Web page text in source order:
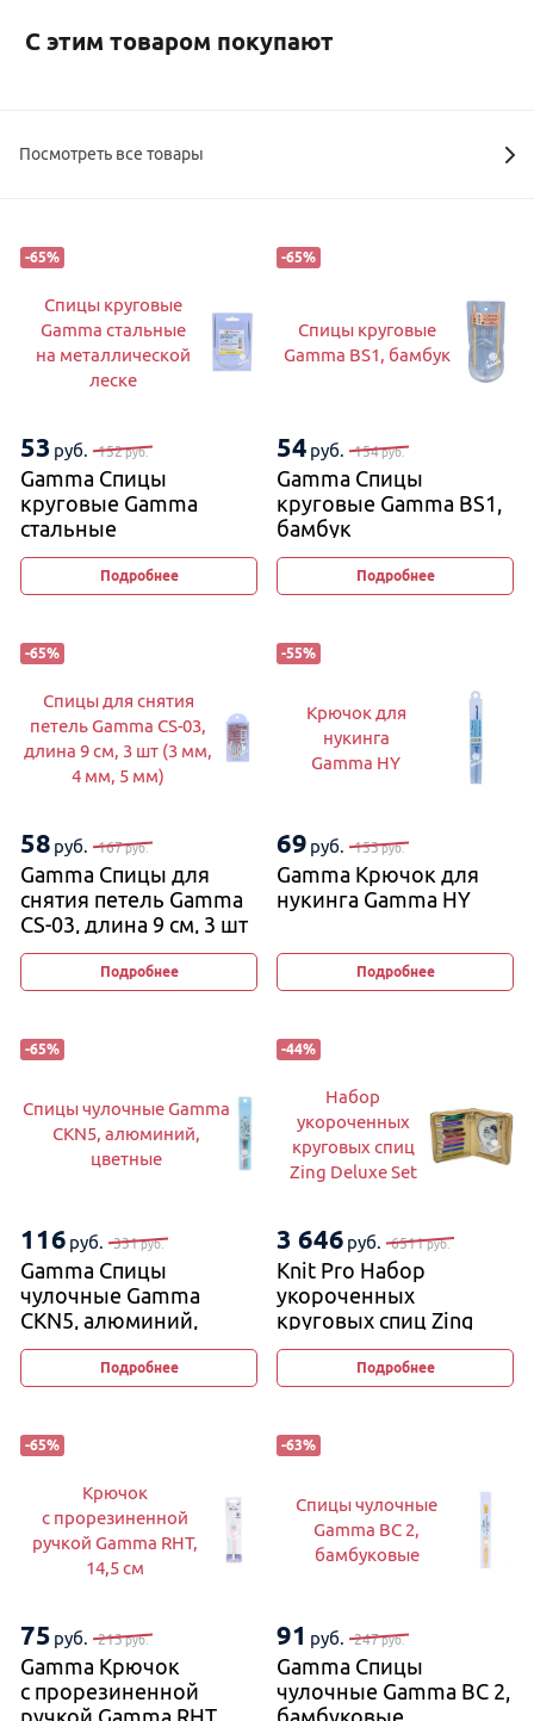
С этим товаром покупают
Посмотреть все товары
-65%
Спицы круговые
Gamma стальные
на металлической
леске
53 руб. 152руб.
Gamma Спицы
круговые Gamma
стальные
на металлической
Подробнее
-65%
Спицы круговые
Gamma BS1, бамбук
54 руб. 154руб.
Gamma Спицы
круговые Gamma BS1,
бамбук
Подробнее
-65%
Спицы для снятия
петель Gamma CS-03,
длина 9 см, 3 шт (3 мм,
4 мм, 5 мм)
58 руб. 167руб.
Gamma Спицы для
снятия петель Gamma
CS-03, длина 9 см, 3 шт
(3 мм, 4 мм, 5 мм)
Подробнее
-55%
Крючок для
нукинга
Gamma HY
69 руб. 153руб.
Gamma Крючок для
нукинга Gamma HY
Подробнее
-65%
Спицы чулочные Gamma
CKN5, алюминий,
цветные
116 руб. 331руб.
Gamma Спицы
чулочные Gamma
CKN5, алюминий,
цветные
Подробнее
-44%
Набор
укороченных
круговых спиц
Zing Deluxe Set
3 646 руб. 6511руб.
Knit Pro Набор
укороченных
круговых спиц Zing
Deluxe Set
Подробнее
-65%
Крючок
с прорезиненной
ручкой Gamma RHT,
14,5 см
75 руб. 213руб.
Gamma Крючок
с прорезиненной
ручкой Gamma RHT,
-63%
Спицы чулочные
Gamma BC 2,
бамбуковые
91 руб. 247руб.
Gamma Спицы
чулочные Gamma BC 2,
бамбуковые